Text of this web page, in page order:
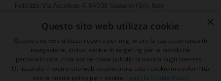
Email: info@multistrato.com
×
Questo sito web utilizza cookie
Questo sito web utilizza i cookie per migliorare la tua esperienza di
navigazione, inclusi cookie di targeting per la pubblicità
personalizzata, nota anche come pubblicità basata sugli interessi.
Utilizzando il nostro sito web acconsenti a tutti i cookie in conformità
con la nostra policy per i cookie. Leggi la Cookie Policy